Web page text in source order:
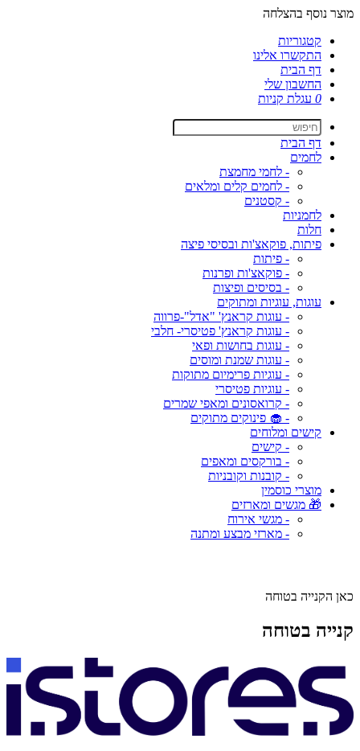
מוצר נוסף בהצלחה
קטגוריות
התקשרו אלינו
דף הבית
החשבון שלי
0 עגלת קניות
דף הבית
לחמים
- לחמי מחמצת
- לחמים קלים ומלאים
- קסטנים
לחמניות
חלות
פיתות, פוקאצ'ות ובסיסי פיצה
- פיתות
- פוקאצ'ות ופרנות
- בסיסים ופיצות
עוגות, עוגיות ומתוקים
- עוגות קראנץ' "אדל"-פרווה
- עוגות קראנץ' פטיסרי- חלבי
- עוגות בחושות ופאי
- עוגות שמנת ומוסים
- עוגיות פרימיום מתוקות
- עוגיות פטיסרי
- קרואסונים ומאפי שמרים
- 🧁 פינוקים מתוקים
קישים ומלוחים
- קישים
- בורקסים ומאפים
- קובנות וקובניות
מוצרי כוסמין
🎁 מגשים ומארזים
- מגשי אירוח
- מארזי מבצע ומתנה
כאן הקנייה בטוחה
קנייה בטוחה